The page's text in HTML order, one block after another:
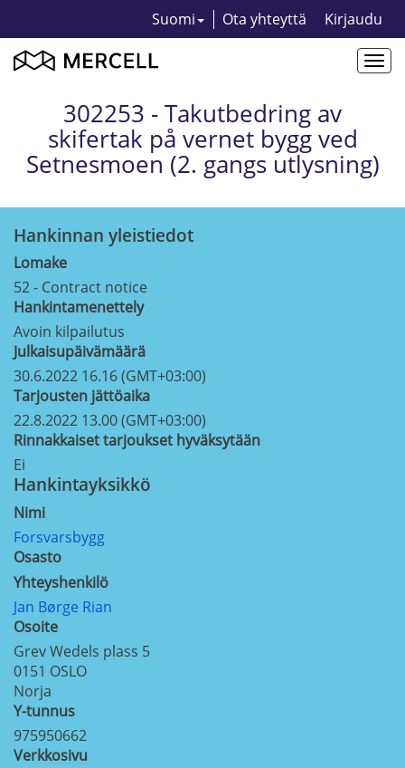
Suomi Ota yhteyttä Kirjaudu
302253 - Takutbedring av
skifertak på vernet bygg ved
Setnesmoen (2. gangs utlysning)
Hankinnan yleistiedot
Lomake
52 - Contract notice
Hankintamenettely
Avoin kilpailutus
Julkaisupäivämäärä
30.6.2022 16.16 (GMT+03:00)
Tarjousten jättöaika
22.8.2022 13.00 (GMT+03:00)
Rinnakkaiset tarjoukset hyväksytään
Ei
Hankintayksikkö
Nimi
Forsvarsbygg
Osasto
Yhteyshenkilö
Jan Børge Rian
Osoite
Grev Wedels plass 5
0151 OSLO
Norja
Y-tunnus
975950662
Verkkosivu